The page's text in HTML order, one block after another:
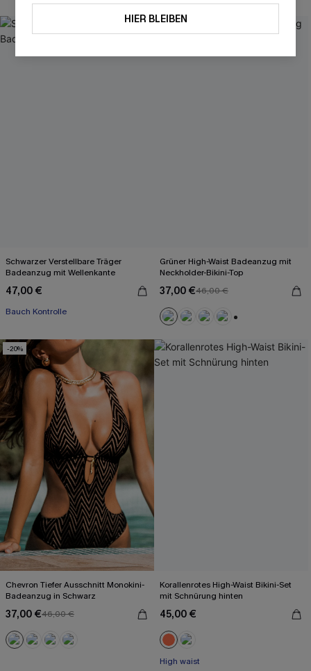
Schwarzer Verstellbare Träger
Badeanzug mit Wellenkante
47,00 €
Bauch Kontrolle
-20%
Grüner High-Waist Badeanzug mit
Neckholder-Bikini-Top
37,00 €46,00 €
-20%
Chevron Tiefer Ausschnitt Monokini-
Badeanzug in Schwarz
37,00 €46,00 €
Korallenrotes High-Waist Bikini-Set
mit Schnürung hinten
45,00 €
High waist
HIER BLEIBEN